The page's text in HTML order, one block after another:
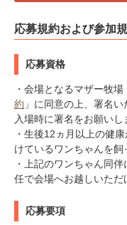
応募規約および参加
応募資格
・会場となるマザー牧
約 」に同意の上、署名
入場時に署名をお願いし
・生後12ヵ月以上の健
けているワンちゃんを飼
・上記のワンちゃん同
任で会場へお越しいただ
応募要項